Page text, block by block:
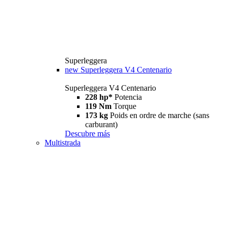
Superleggera
new Superleggera V4 Centenario
Superleggera V4 Centenario
228 hp* Potencia
119 Nm Torque
173 kg Poids en ordre de marche (sans
carburant)
Descubre más
Multistrada